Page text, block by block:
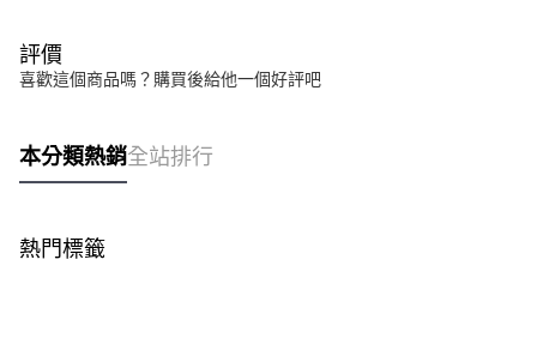
評價
喜歡這個商品嗎？購買後給他一個好評吧
本分類熱銷全站排行
熱門標籤